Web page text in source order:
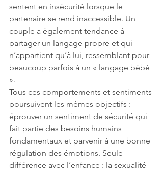
sentent en insécurité lorsque le
partenaire se rend inaccessible. Un
couple a également tendance à
partager un langage propre et qui
n’appartient qu’à lui, ressemblant pour
beaucoup parfois à un « langage bébé
».
Tous ces comportements et sentiments
poursuivent les mêmes objectifs :
éprouver un sentiment de sécurité qui
fait partie des besoins humains
fondamentaux et parvenir à une bonne
régulation des émotions. Seule
différence avec l’enfance : la sexualité